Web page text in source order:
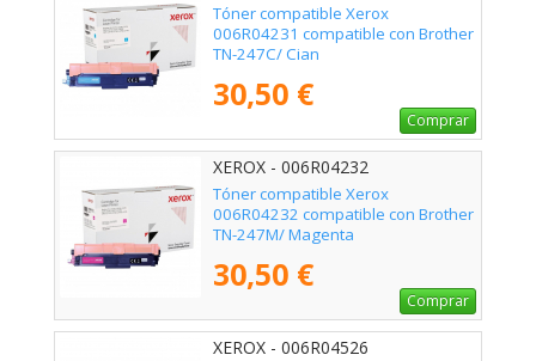
Tóner compatible Xerox
006R04231 compatible con Brother
TN-247C/ Cian
30,50 €
Comprar
XEROX - 006R04232
Tóner compatible Xerox
006R04232 compatible con Brother
TN-247M/ Magenta
30,50 €
Comprar
XEROX - 006R04526